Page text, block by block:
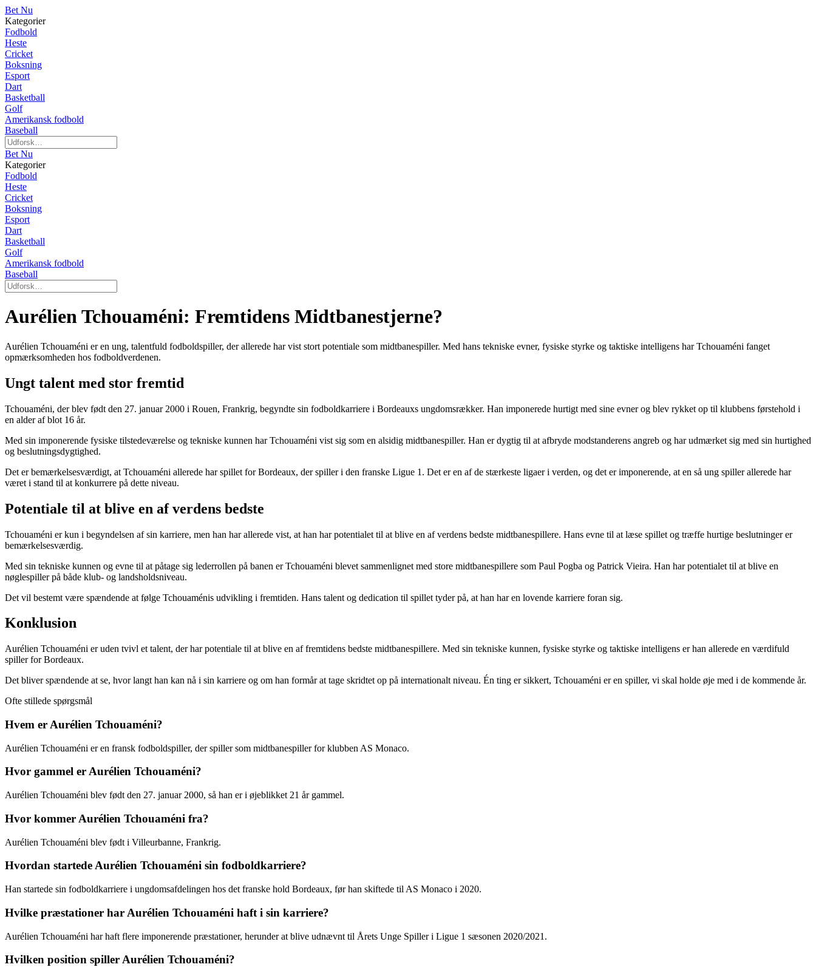
Bet Nu
Kategorier
Fodbold
Heste
Cricket
Boksning
Esport
Dart
Basketball
Golf
Amerikansk fodbold
Baseball
Bet Nu
Kategorier
Fodbold
Heste
Cricket
Boksning
Esport
Dart
Basketball
Golf
Amerikansk fodbold
Baseball
Aurélien Tchouaméni: Fremtidens Midtbanestjerne?
Aurélien Tchouaméni er en ung, talentfuld fodboldspiller, der allerede har vist stort potentiale som midtbanespiller. Med hans tekniske evner, fysiske styrke og taktiske intelligens har Tchouaméni fanget
opmærksomheden hos fodboldverdenen.
Ungt talent med stor fremtid
Tchouaméni, der blev født den 27. januar 2000 i Rouen, Frankrig, begyndte sin fodboldkarriere i Bordeauxs ungdomsrækker. Han imponerede hurtigt med sine evner og blev rykket op til klubbens førstehold i
en alder af blot 16 år.
Med sin imponerende fysiske tilstedeværelse og tekniske kunnen har Tchouaméni vist sig som en alsidig midtbanespiller. Han er dygtig til at afbryde modstanderens angreb og har udmærket sig med sin hurtighed
og beslutningsdygtighed.
Det er bemærkelsesværdigt, at Tchouaméni allerede har spillet for Bordeaux, der spiller i den franske Ligue 1. Det er en af de stærkeste ligaer i verden, og det er imponerende, at en så ung spiller allerede har
været i stand til at konkurrere på dette niveau.
Potentiale til at blive en af verdens bedste
Tchouaméni er kun i begyndelsen af sin karriere, men han har allerede vist, at han har potentialet til at blive en af verdens bedste midtbanespillere. Hans evne til at læse spillet og træffe hurtige beslutninger er
bemærkelsesværdig.
Med sin tekniske kunnen og evne til at påtage sig lederrollen på banen er Tchouaméni blevet sammenlignet med store midtbanespillere som Paul Pogba og Patrick Vieira. Han har potentialet til at blive en
nøglespiller på både klub- og landsholdsniveau.
Det vil bestemt være spændende at følge Tchouaménis udvikling i fremtiden. Hans talent og dedication til spillet tyder på, at han har en lovende karriere foran sig.
Konklusion
Aurélien Tchouaméni er uden tvivl et talent, der har potentiale til at blive en af fremtidens bedste midtbanespillere. Med sin tekniske kunnen, fysiske styrke og taktiske intelligens er han allerede en værdifuld
spiller for Bordeaux.
Det bliver spændende at se, hvor langt han kan nå i sin karriere og om han formår at tage skridtet op på internationalt niveau. Én ting er sikkert, Tchouaméni er en spiller, vi skal holde øje med i de kommende år.
Ofte stillede spørgsmål
Hvem er Aurélien Tchouaméni?
Aurélien Tchouaméni er en fransk fodboldspiller, der spiller som midtbanespiller for klubben AS Monaco.
Hvor gammel er Aurélien Tchouaméni?
Aurélien Tchouaméni blev født den 27. januar 2000, så han er i øjeblikket 21 år gammel.
Hvor kommer Aurélien Tchouaméni fra?
Aurélien Tchouaméni blev født i Villeurbanne, Frankrig.
Hvordan startede Aurélien Tchouaméni sin fodboldkarriere?
Han startede sin fodboldkarriere i ungdomsafdelingen hos det franske hold Bordeaux, før han skiftede til AS Monaco i 2020.
Hvilke præstationer har Aurélien Tchouaméni haft i sin karriere?
Aurélien Tchouaméni har haft flere imponerende præstationer, herunder at blive udnævnt til Årets Unge Spiller i Ligue 1 sæsonen 2020/2021.
Hvilken position spiller Aurélien Tchouaméni?